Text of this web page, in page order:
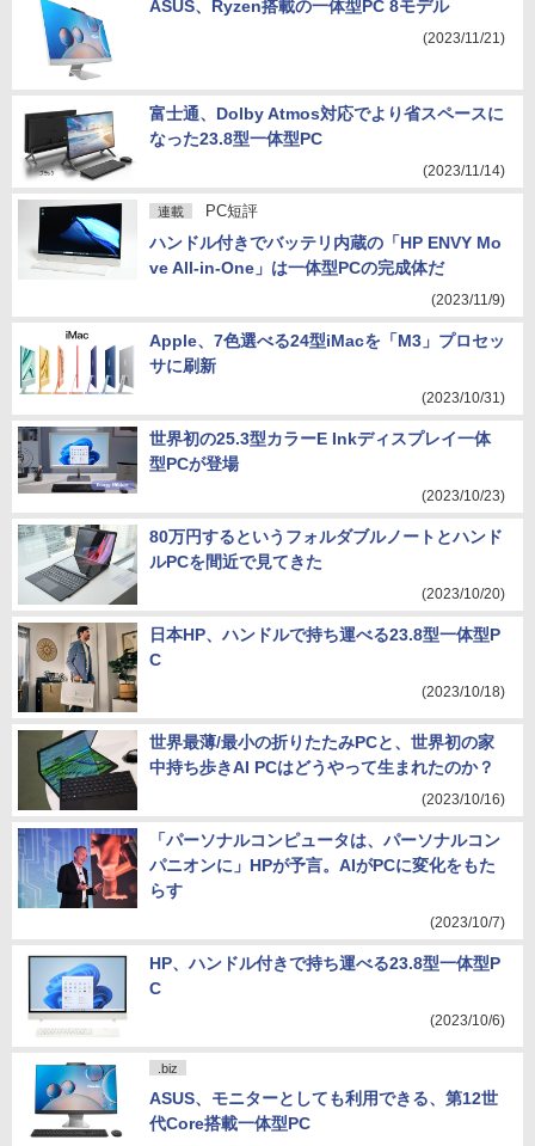
ASUS、Ryzen搭載の一体型PC 8モデル
(2023/11/21)
富士通、Dolby Atmos対応でより省スペースに
なった23.8型一体型PC
(2023/11/14)
連載 PC短評
ハンドル付きでバッテリ内蔵の「HP ENVY Mo
ve All-in-One」は一体型PCの完成体だ
(2023/11/9)
Apple、7色選べる24型iMacを「M3」プロセッ
サに刷新
(2023/10/31)
世界初の25.3型カラーE Inkディスプレイ一体
型PCが登場
(2023/10/23)
80万円するというフォルダブルノートとハンド
ルPCを間近で見てきた
(2023/10/20)
日本HP、ハンドルで持ち運べる23.8型一体型P
C
(2023/10/18)
世界最薄/最小の折りたたみPCと、世界初の家
中持ち歩きAI PCはどうやって生まれたのか？
(2023/10/16)
「パーソナルコンピュータは、パーソナルコン
パニオンに」HPが予言。AIがPCに変化をもた
らす
(2023/10/7)
HP、ハンドル付きで持ち運べる23.8型一体型P
C
(2023/10/6)
.biz
ASUS、モニターとしても利用できる、第12世
代Core搭載一体型PC